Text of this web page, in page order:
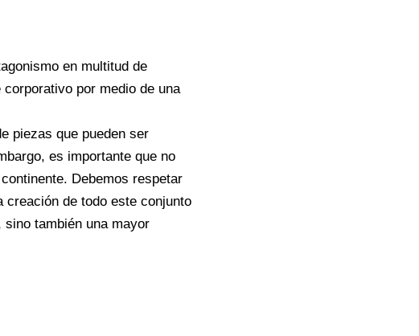
en multitud de
por medio de una
piezas que pueden ser
es importante que no
Debemos respetar
creación de todo este conjunto
también una mayor